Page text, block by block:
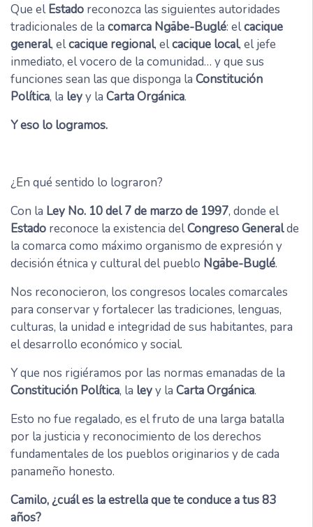
Que elEstado reconozca las siguientes autoridades
tradicionales de la comarca Ngäbe-Buglé: elcacique
general, elcacique regional, elcacique local, el jefe
inmediato, el vocero de la comunidad… y que sus
funciones sean las que disponga la Constitución
Política, la leyy la Carta Orgánica.
Y eso lo logramos.
¿En qué sentido lo lograron?
Con la Ley No. 10 del 7 de marzo de 1997, donde el
Estado reconoce la existencia delCongreso Generalde
la comarca como máximo organismo de expresión y
decisión étnica y cultural del pueblo Ngäbe-Buglé.
Nos reconocieron, los congresos locales comarcales
para conservar y fortalecer las tradiciones, lenguas,
culturas, la unidad e integridad de sus habitantes, para
el desarrollo económico y social.
Y que nos rigiéramos por las normas emanadas de la
Constitución Política, la leyy la Carta Orgánica.
Esto no fue regalado, es el fruto de una larga batalla
por la justicia y reconocimiento de los derechos
fundamentales de los pueblos originarios y de cada
panameño honesto.
Camilo, ¿cuál es la estrella que te conduce a tus 83
años?